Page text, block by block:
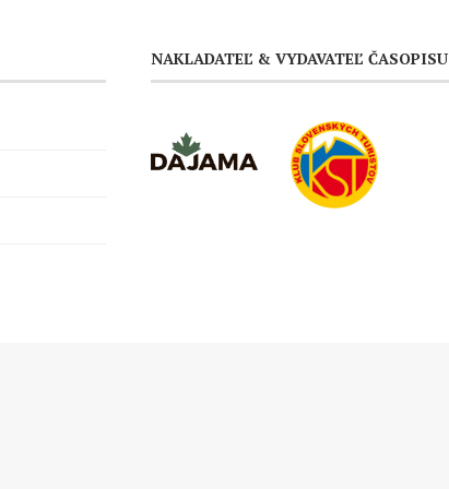
NAKLADATEĽ & VYDAVATEĽ ČASOPISU